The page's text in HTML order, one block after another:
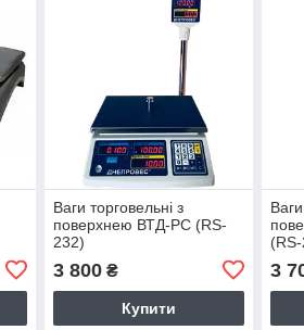
Ваги торговельні з
поверхнею ВТД-РС (RS-
232)
3 800₴
Купити
3